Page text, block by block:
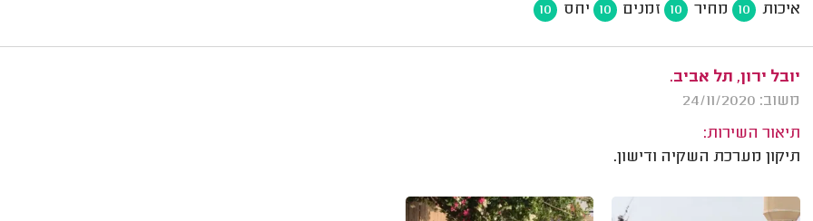
איכות 10 מחיר 10 זמנים 10 יחס 10
יובל ירון, תל אביב.
משוב: 24/11/2020
תיאור השירות:
תיקון מערכת השקיה ודישון.